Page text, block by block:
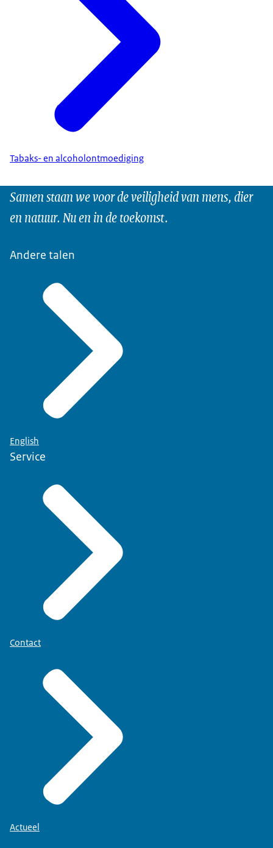
Tabaks- en alcoholontmoediging
Samen staan we voor de veiligheid van mens, dier
en natuur. Nu en in de toekomst.
Andere talen
English
Service
Contact
Actueel